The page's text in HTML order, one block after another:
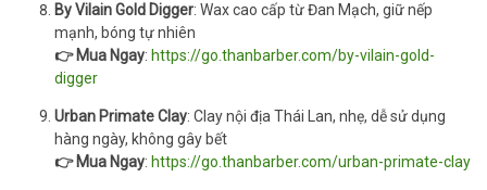
By Vilain Gold Digger: Wax cao cấp từ Đan Mạch, giữ nếp
mạnh, bóng tự nhiên
👉 Mua Ngay: https://go.thanbarber.com/by-vilain-gold-
digger
Urban Primate Clay: Clay nội địa Thái Lan, nhẹ, dễ sử dụng
hàng ngày, không gây bết
👉 Mua Ngay: https://go.thanbarber.com/urban-primate-clay